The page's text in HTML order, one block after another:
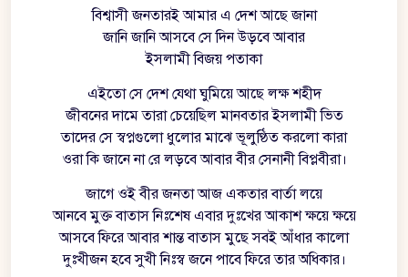
বিশ্বাসী জনতারই আমার এ দেশ আছে জানা
জানি জানি আসবে সে দিন উড়বে আবার
ইসলামী বিজয় পতাকা
এইতো সে দেশ যেথা ঘুমিয়ে আছে লক্ষ শহীদ
জীবনের দামে তারা চেয়েছিল মানবতার ইসলামী ভিত
তাদের সে স্বপ্নগুলো ধুলোর মাঝে ভূলুণ্ঠিত করলো কারা
ওরা কি জানে না রে লড়বে আবার বীর সেনানী বিপ্লবীরা।
জাগে ওই বীর জনতা আজ একতার বার্তা লয়ে
আনবে মুক্ত বাতাস নিঃশেষ এবার দুঃখের আকাশ ক্ষয়ে ক্ষয়ে
আসবে ফিরে আবার শান্ত বাতাস মুছে সবই আঁধার কালো
দুঃখীজন হবে সুখী নিঃস্ব জনে পাবে ফিরে তার অধিকার।